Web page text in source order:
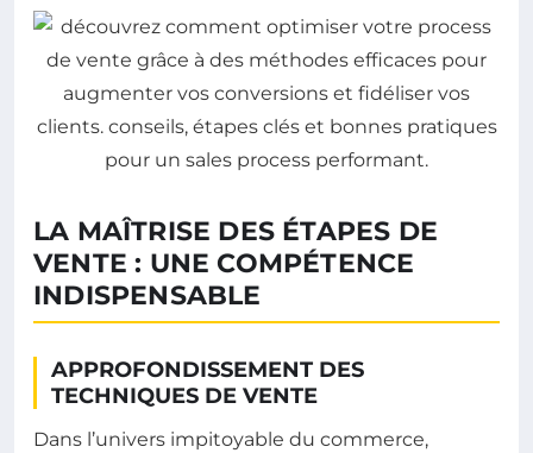
LA MAÎTRISE DES ÉTAPES DE
VENTE : UNE COMPÉTENCE
INDISPENSABLE
APPROFONDISSEMENT DES
TECHNIQUES DE VENTE
Dans l’univers impitoyable du commerce,